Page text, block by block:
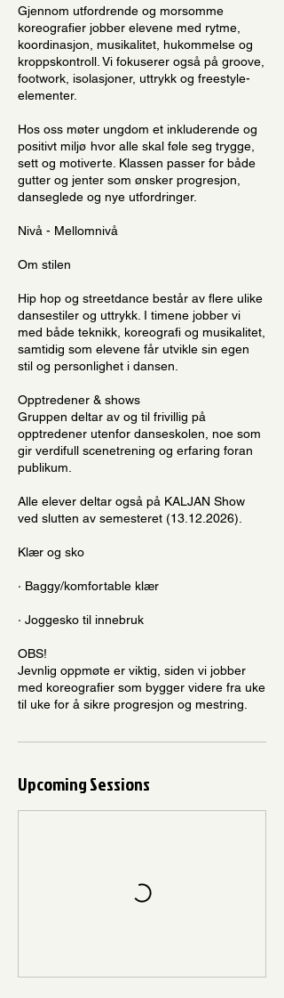
Gjennom utfordrende og morsomme
koreografier jobber elevene med rytme,
koordinasjon, musikalitet, hukommelse og
kroppskontroll. Vi fokuserer også på groove,
footwork, isolasjoner, uttrykk og freestyle-
elementer.
Hos oss møter ungdom et inkluderende og
positivt miljø hvor alle skal føle seg trygge,
sett og motiverte. Klassen passer for både
gutter og jenter som ønsker progresjon,
danseglede og nye utfordringer.
Nivå - Mellomnivå
Om stilen
Hip hop og streetdance består av flere ulike
dansestiler og uttrykk. I timene jobber vi
med både teknikk, koreografi og musikalitet,
samtidig som elevene får utvikle sin egen
stil og personlighet i dansen.
Opptredener & shows
Gruppen deltar av og til frivillig på
opptredener utenfor danseskolen, noe som
gir verdifull scenetrening og erfaring foran
publikum.
Alle elever deltar også på KALJAN Show
ved slutten av semesteret (13.12.2026).
Klær og sko
· Baggy/komfortable klær
· Joggesko til innebruk
OBS!
Jevnlig oppmøte er viktig, siden vi jobber
med koreografier som bygger videre fra uke
til uke for å sikre progresjon og mestring.
Upcoming Sessions